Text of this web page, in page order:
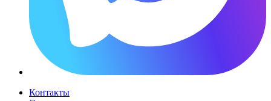
Контакты